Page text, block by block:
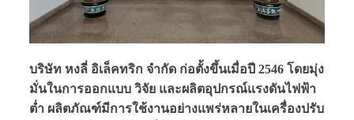
บริษัท หงลี่ อิเล็คทริก จำกัด ก่อตั้งขึ้นเมื่อปี 2546 โดยมุ่ง
มั่นในการออกแบบ วิจัย และผลิตอุปกรณ์แรงดันไฟฟ้า
ต่ำ ผลิตภัณฑ์มีการใช้งานอย่างแพร่หลายในเครื่องปรับ